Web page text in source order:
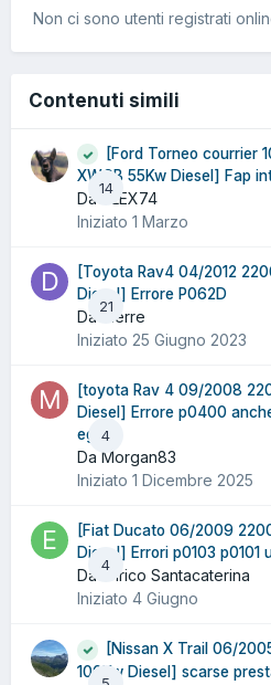
Non ci sono utenti registrati
Contenuti simili
14
[Ford Torneo courrier
XWCB 55Kw Diesel] Fap
Da ALEX74
Iniziato 1 Marzo
21
[Toyota Rav4 04/2012
Diesel] Errore P062D
Da dierre
Iniziato 25 Giugno 2023
4
[toyota Rav 4 09/2008
Diesel] Errore p0400
egr
Da Morgan83
Iniziato 1 Dicembre 2025
4
[Fiat Ducato 06/2009
Diesel] Errori p0103 p0101
Da Enrico Santacaterina
Iniziato 4 Giugno
[Nissan X Trail 06/
100Kw Diesel] scarse